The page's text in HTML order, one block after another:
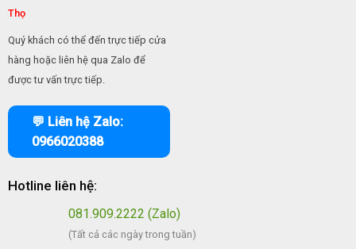
Thọ
Quý khách có thể đến trực tiếp cửa
hàng hoặc liên hệ qua Zalo để
được tư vấn trực tiếp.
💬 Liên hệ Zalo:
0966020388
Hotline liên hệ:
081.909.2222 (Zalo)
(Tất cả các ngày trong tuần)